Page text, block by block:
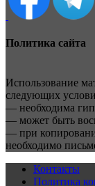
Политика сайта
Использование
следующих
— необходима
— может быть
— при
необходимо
Контакты
Политика